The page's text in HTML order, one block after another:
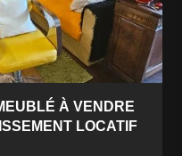
À VENDRE
LOCATIF